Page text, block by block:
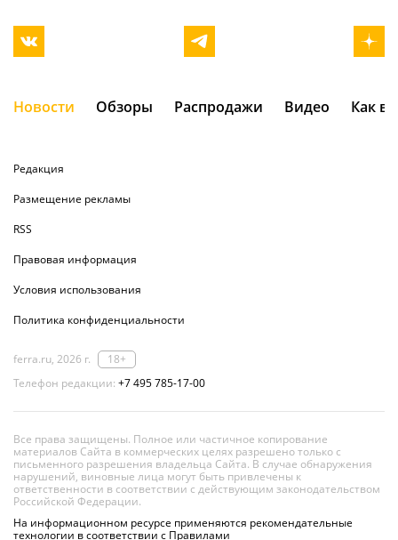
Новости Обзоры Распродажи Видео Как
Редакция
Размещение рекламы
RSS
Правовая информация
Условия использования
Политика конфиденциальности
ferra.ru, 2026 г.
18+
Телефон редакции: +7 495 785-17-00
Все права защищены. Полное или частичное копирование
материалов Сайта в коммерческих целях разрешено только с
письменного разрешения владельца Сайта. В случае обнаружения
нарушений, виновные лица могут быть привлечены к
ответственности в соответствии с действующим законодательством
Российской Федерации.
На информационном ресурсе применяются рекомендательные
технологии в соответствии с Правилами